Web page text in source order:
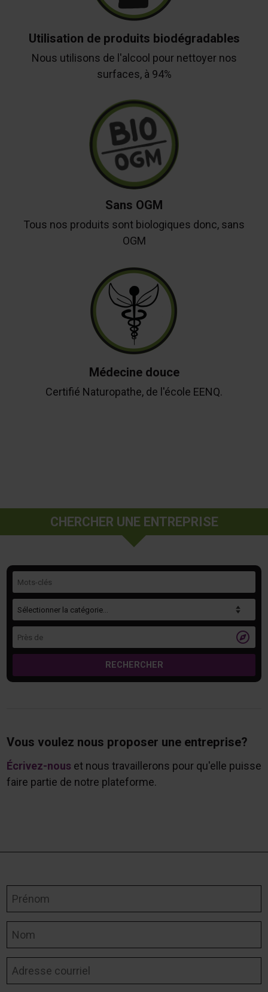
Utilisation de produits biodégradables
Nous utilisons de l'alcool pour nettoyer nos
surfaces, à 94%
Sans OGM
Tous nos produits sont biologiques donc, sans
OGM
Médecine douce
Certifié Naturopathe, de l'école EENQ.
CHERCHER UNE ENTREPRISE

RECHERCHER
Vous voulez nous proposer une entreprise?
Écrivez-nouset nous travaillerons pour qu'elle puisse
faire partie de notre plateforme.